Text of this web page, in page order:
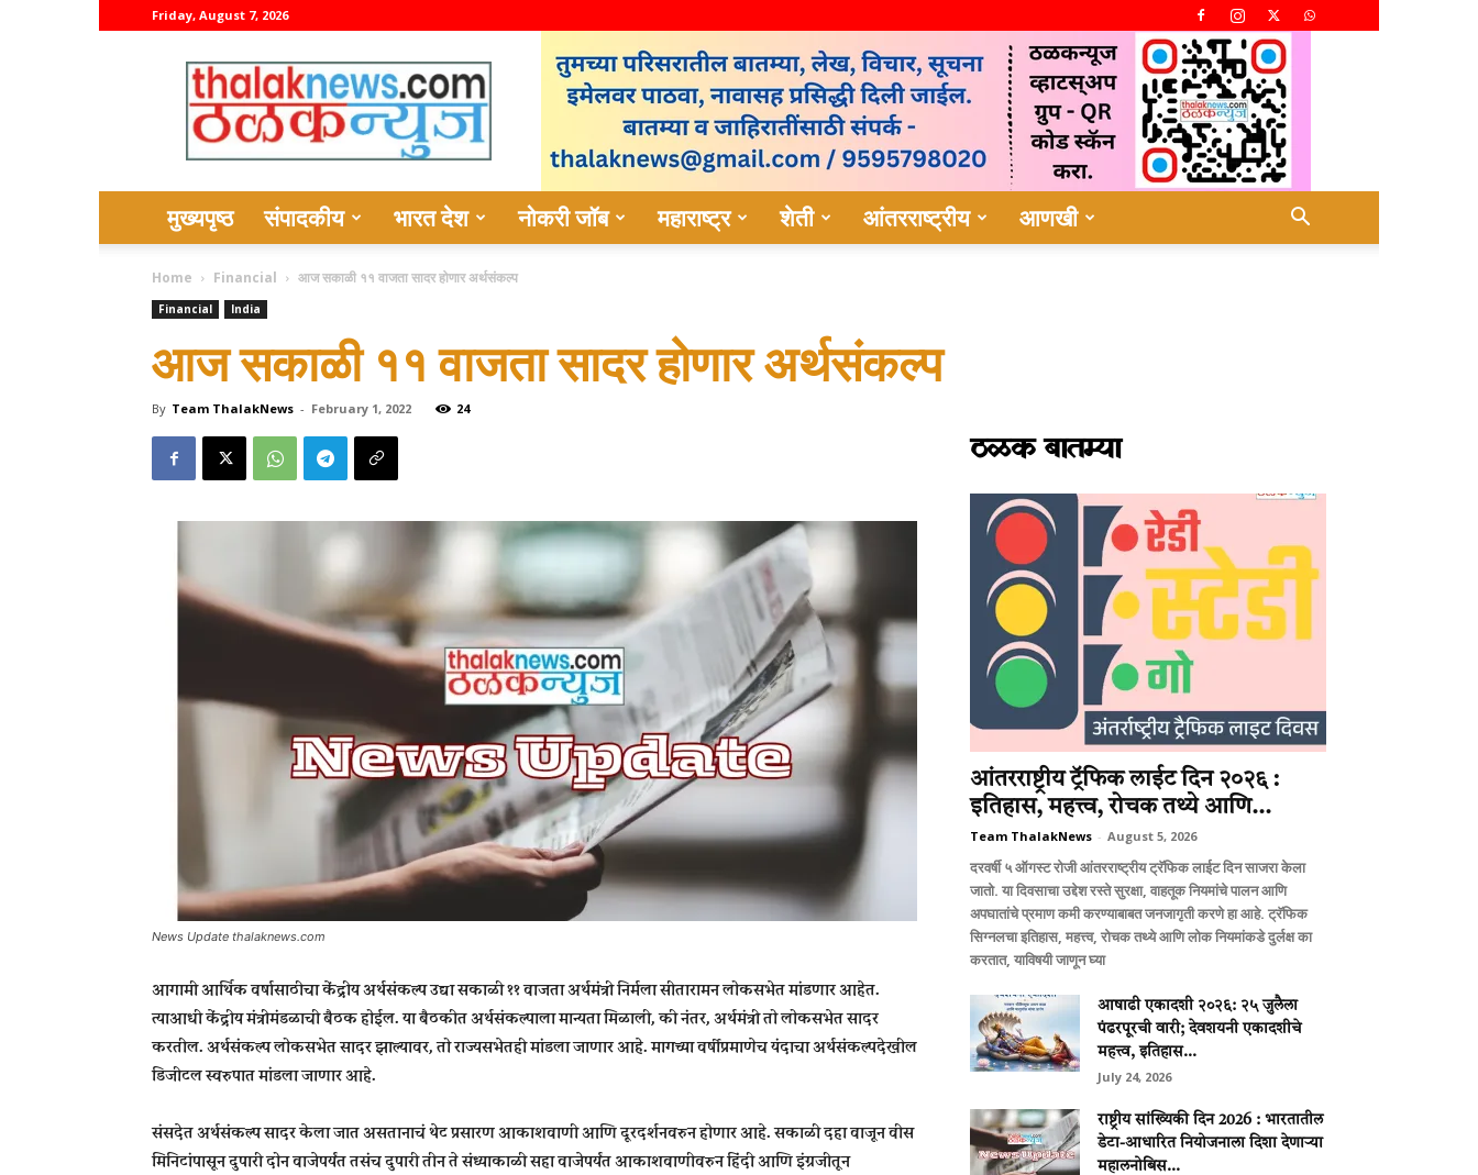
Friday, August 7, 2026
thalaknews
मुख्यपृष्ठ संपादकीय भारत देश नोकरी जॉब महाराष्ट्र शेती आंतरराष्ट्रीय आणखी
Home Financial आज सकाळी ११ वाजता सादर होणार अर्थसंकल्प
Financial India
आज सकाळी ११ वाजता सादर होणार अर्थसंकल्प
By Team ThalakNews - February 1, 2022 24
News Update thalaknews.com
आगामी आर्थिक वर्षासाठीचा केंद्रीय अर्थसंकल्प उद्या सकाळी ११ वाजता अर्थमंत्री निर्मला सीतारामन लोकसभेत मांडणार आहेत.
त्याआधी केंद्रीय मंत्रीमंडळाची बैठक होईल. या बैठकीत अर्थसंकल्पाला मान्यता मिळाली, की नंतर, अर्थमंत्री तो लोकसभेत सादर
करतील. अर्थसंकल्प लोकसभेत सादर झाल्यावर, तो राज्यसभेतही मांडला जाणार आहे. मागच्या वर्षीप्रमाणेच यंदाचा अर्थसंकल्पदेखील
डिजीटल स्वरुपात मांडला जाणार आहे.
संसदेत अर्थसंकल्प सादर केला जात असतानाचं थेट प्रसारण आकाशवाणी आणि दूरदर्शनवरुन होणार आहे. सकाळी दहा वाजून वीस
मिनिटांपासून दुपारी दोन वाजेपर्यंत तसंच दुपारी तीन ते संध्याकाळी सहा वाजेपर्यंत आकाशवाणीवरुन हिंदी आणि इंग्रजीतून
ठळक बातम्या
आंतरराष्ट्रीय ट्रॅफिक लाईट दिन २०२६ :
इतिहास, महत्त्व, रोचक तथ्ये आणि...
Team ThalakNews - August 5, 2026
दरवर्षी ५ ऑगस्ट रोजी आंतरराष्ट्रीय ट्रॅफिक लाईट दिन साजरा केला
जातो. या दिवसाचा उद्देश रस्ते सुरक्षा, वाहतूक नियमांचे पालन आणि
अपघातांचे प्रमाण कमी करण्याबाबत जनजागृती करणे हा आहे. ट्रॅफिक
सिग्नलचा इतिहास, महत्त्व, रोचक तथ्ये आणि लोक नियमांकडे दुर्लक्ष का
करतात, याविषयी जाणून घ्या
आषाढी एकादशी २०२६: २५ जुलैला
पंढरपूरची वारी; देवशयनी एकादशीचे
महत्त्व, इतिहास...
July 24, 2026
राष्ट्रीय सांख्यिकी दिन 2026 : भारतातील
डेटा-आधारित नियोजनाला दिशा देणाऱ्या
महालनोबिस...